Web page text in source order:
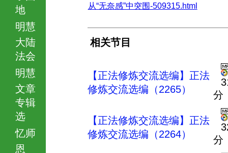
地
明慧
大陆
法会
明慧
文章
专辑
选
忆师
恩
从“无奈感”中突围-509315.html
相关节目
【正法修炼交流选编】正法
修炼交流选编（2265）
分
【正法修炼交流选编】正法
修炼交流选编（2264）
分